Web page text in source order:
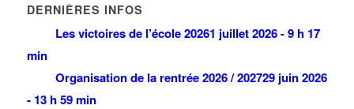
DERNIÈRES INFOS
Les victoires de l’école 20261 juillet 2026 - 9 h 17
min
Organisation de la rentrée 2026 / 202729 juin 2026
- 13 h 59 min